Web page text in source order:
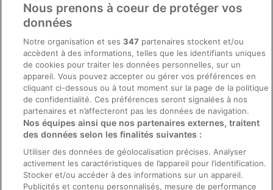
Conditions générales du programme BONUS+ d’ebookers
Directives de contenu et signalement de contenus
Aide
Soutien
Annuler votre réservation d’hôtel ou de propriété de vacances
Échéances de remboursement
Utiliser un coupon ebookers
Nous prenons à coeur de protéger vos
données
Notre organisation et ses347 partenaires stockent et/ou
accèdent à des informations, telles que les identifiants uniques
de cookies pour traiter les données personnelles, sur un
appareil. Vous pouvez accepter ou gérer vos préférences en
cliquant ci-dessous ou à tout moment sur la page de la politique
de confidentialité. Ces préférences seront signalées à nos
partenaires et n’affecteront pas les données de navigation.
Nos équipes ainsi que nos partenaires externes, traitent
des données selon les finalités suivantes :
Utiliser des données de géolocalisation précises. Analyser
activement les caractéristiques de l’appareil pour l’identification.
Stocker et/ou accéder à des informations sur un appareil.
Publicités et contenu personnalisés, mesure de performance